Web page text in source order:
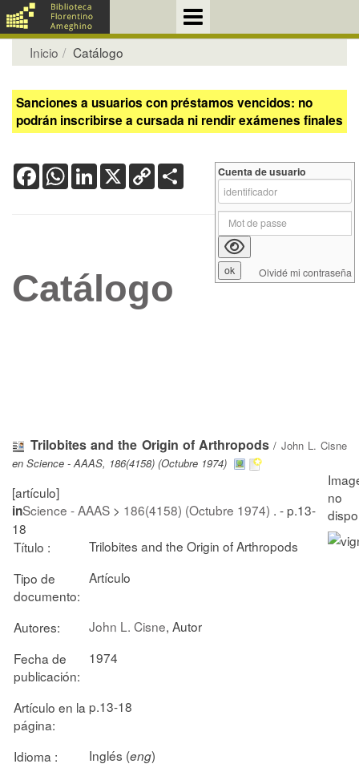
Inicio Catálogo
Sanciones a usuarios con préstamos vencidos: no
podrán inscribirse a cursada ni rendir exámenes finales
FacebookWhatsApp
LinkedIn
X Copy
Link
Catálogo
Trilobites and the Origin of Arthropods / John L. Cisne
en Science - AAAS, 186(4158) (Octubre 1974)
[artículo]
inScience - AAAS > 186(4158) (Octubre 1974) . - p.13-
18
Título :
Trilobites and the Origin of Arthropods
Tipo de
documento:
Artículo
Autores: John L. Cisne, Autor
Fecha de
publicación:
1974
Artículo en la
página:
p.13-18
Idioma : Inglés (eng)
Cuenta de usuario
Olvidé mi contraseña